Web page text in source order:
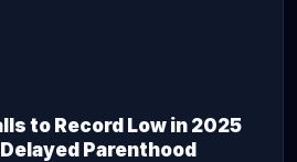
to Record Low in 2025
Parenthood